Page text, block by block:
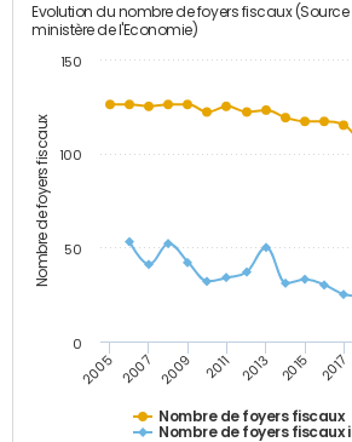
Nombre de foyers fiscaux
Evolution du nombre de foyers fiscaux (Source
ministère de l'Economie)
Nombre de foyers fiscaux
Nombre de foyers fiscaux
2005 2007 2009 2011 2013 2015 2017
0
50
100
150